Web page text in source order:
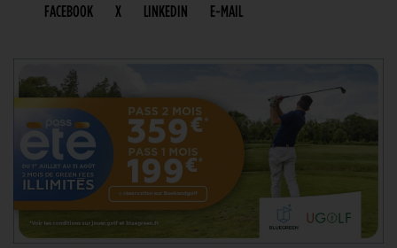
FACEBOOK X LINKEDIN E-MAIL